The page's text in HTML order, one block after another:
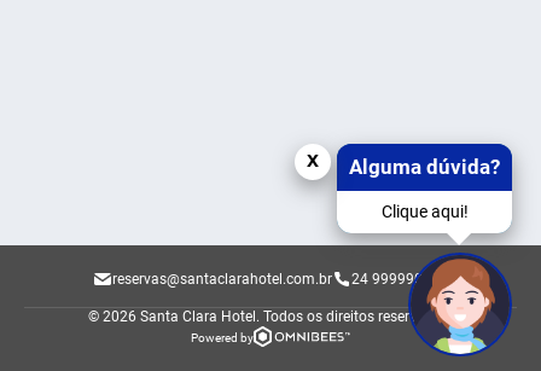
reservas@santaclarahotel.com.br 24 999990607
© 2026 Santa Clara Hotel. Todos os direitos reservados.
Powered by
Alguma dúvida?
Clique aqui!
x